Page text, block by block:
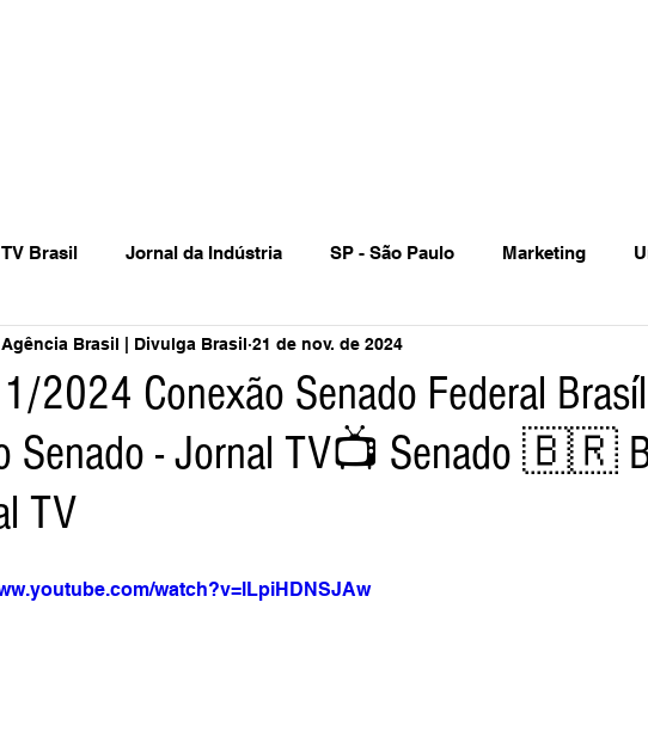
Brasil Jornal da Indústria SP - São Paulo Marketing
Federal Estadual Municipal Vendas Oferta
News Acidente Falecimento Aniversário Serviços
2024 Conexão Senado Federal
Senado - Jornal TV📺 Senado 🇧🇷
TV
Brasil | Divulga Brasil 21 de nov. de 2024
watch?v=lLpiHDNSJAw